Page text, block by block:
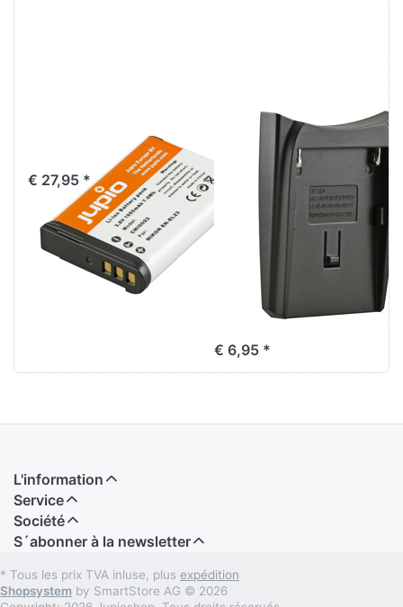
€ 27,95 *
Jupio Charger
Plate for Sony
NP-FM50/ NP-
FM55H/ NP-
FM500H/ F550/
F750/ F960/
F970/ F990/
JVC BN-V607U /
JVC BN-615U
€ 6,95 *
L'information
Service
Société
S´abonner à la newsletter
* Tous les prix TVA inluse, plus expédition
Shopsystem by SmartStore AG © 2026